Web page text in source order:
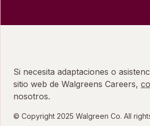
Si necesita adaptaciones o
sitio web de Walgreens Careers,
nosotros.
© Copyright 2025 Walgreen Co. All